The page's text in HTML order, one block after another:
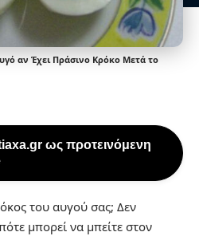
αν Έχει Πράσινο Κρόκο Μετά το
ως προτεινόμενη
του αυγού σας; Δεν
μπορεί να μπείτε στον